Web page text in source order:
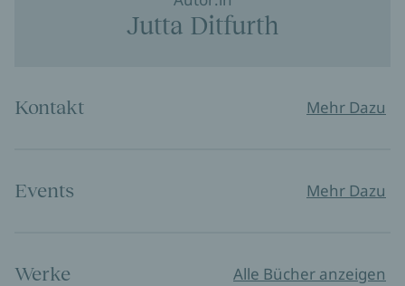
Jutta Ditfurth
Kontakt Mehr Dazu
Events Mehr Dazu
Werke Alle Bücher anzeigen